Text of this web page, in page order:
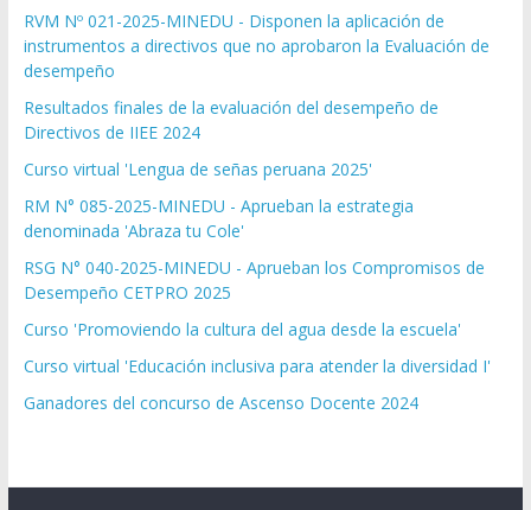
RVM Nº 021-2025-MINEDU - Disponen la aplicación de
instrumentos a directivos que no aprobaron la Evaluación de
desempeño
Resultados finales de la evaluación del desempeño de
Directivos de IIEE 2024
Curso virtual 'Lengua de señas peruana 2025'
RM N° 085-2025-MINEDU - Aprueban la estrategia
denominada 'Abraza tu Cole'
RSG N° 040-2025-MINEDU - Aprueban los Compromisos de
Desempeño CETPRO 2025
Curso 'Promoviendo la cultura del agua desde la escuela'
Curso virtual 'Educación inclusiva para atender la diversidad I'
Ganadores del concurso de Ascenso Docente 2024